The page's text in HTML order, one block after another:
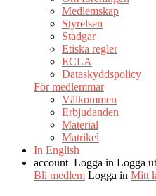
Medlemskap
Styrelsen
Stadgar
Etiska regler
ECLA
Dataskyddspolicy
För medlemmar
Välkommen
Erbjudanden
Material
Matrikel
In English
account Logga in Logga ut
Bli medlem Logga in Mitt